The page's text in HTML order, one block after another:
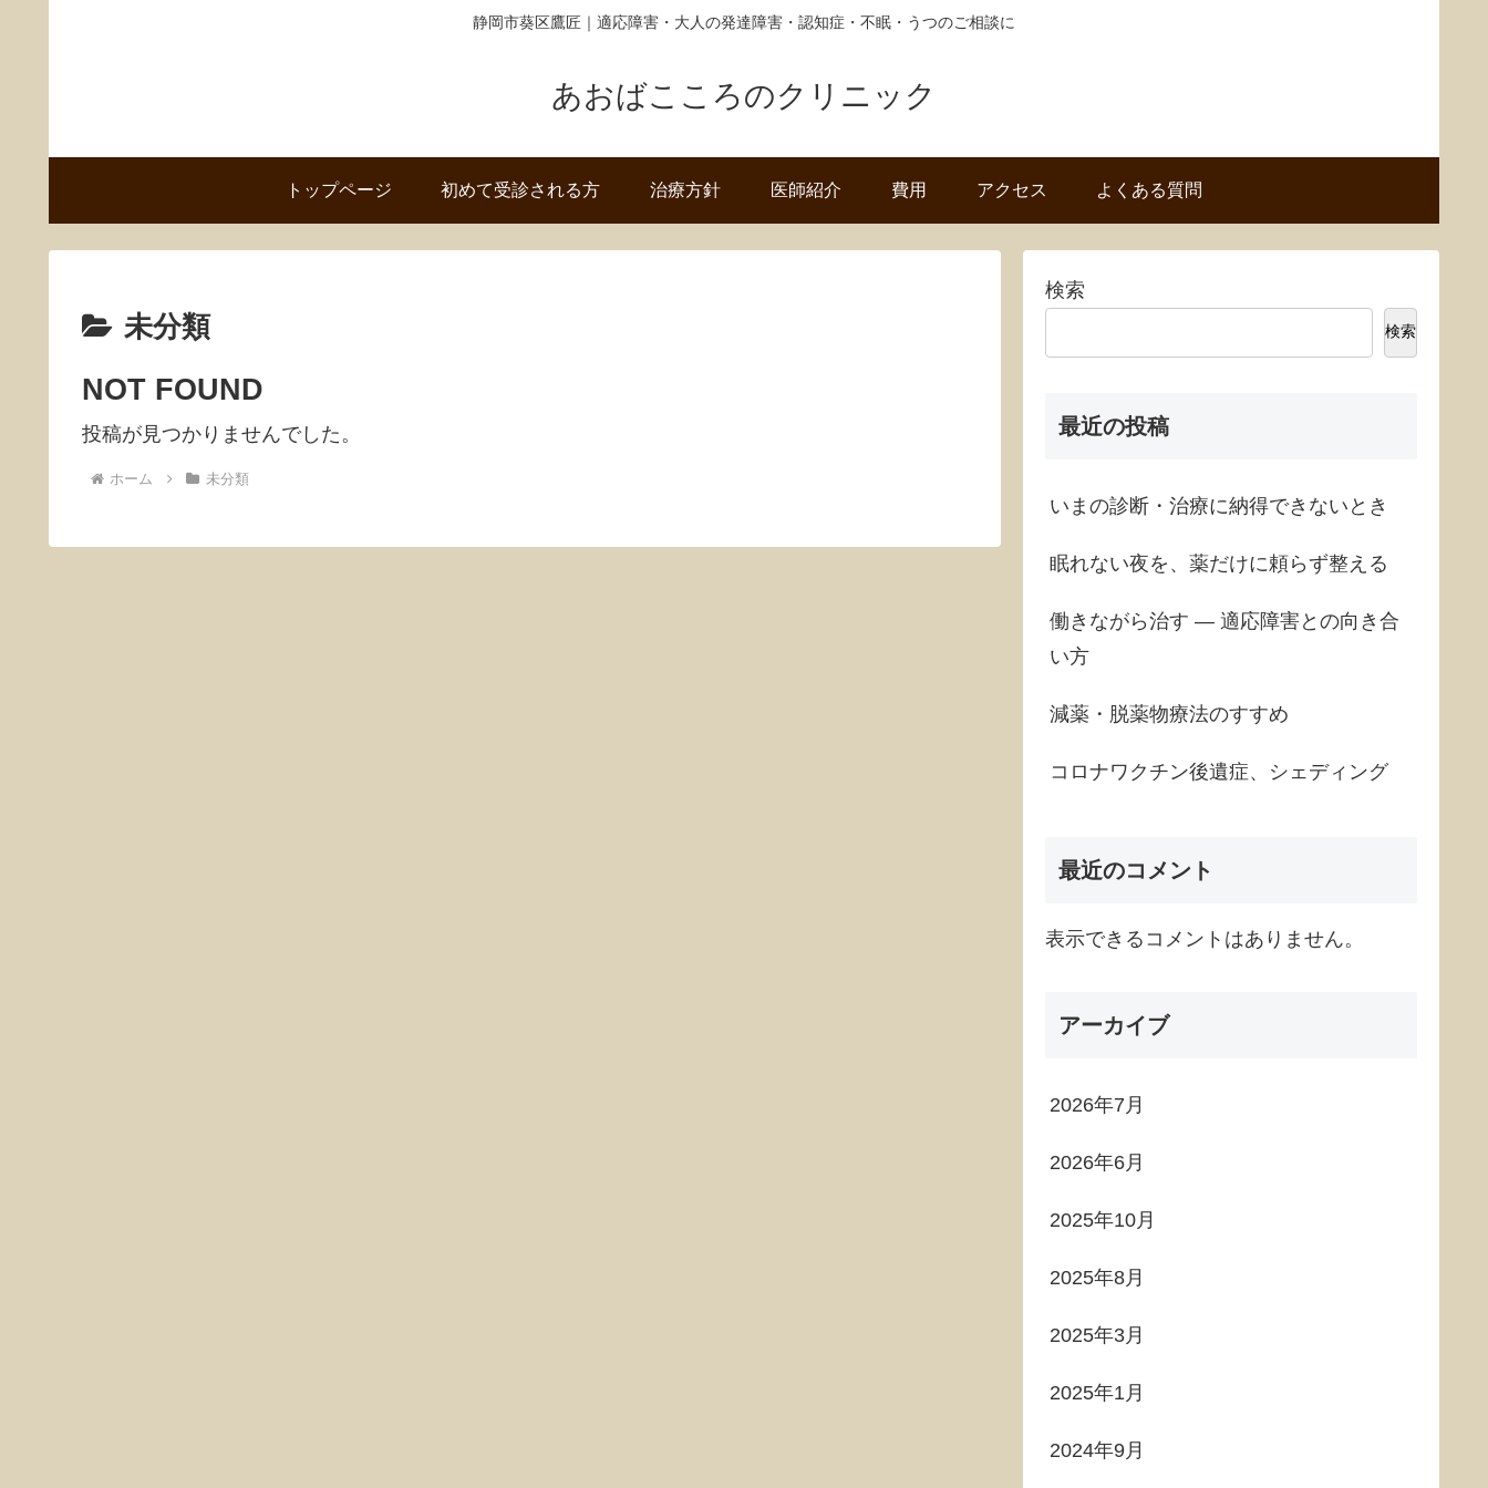
静岡市葵区鷹匠｜適応障害・大人の発達障害・認知症・不眠・うつのご相談に
あおばこころのクリニック
トップページ 初めて受診される方 治療方針 医師紹介 費用 アクセス よくある質問
未分類
NOT FOUND
投稿が見つかりませんでした。
ホーム 未分類
検索
検索
最近の投稿
いまの診断・治療に納得できないとき
眠れない夜を、薬だけに頼らず整える
働きながら治す ― 適応障害との向き合
い方
減薬・脱薬物療法のすすめ
コロナワクチン後遺症、シェディング
最近のコメント
表示できるコメントはありません。
アーカイブ
2026年7月
2026年6月
2025年10月
2025年8月
2025年3月
2025年1月
2024年9月